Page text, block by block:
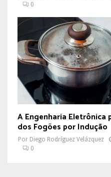
0
A Engenharia Eletrônica
dos Fogões por Indução
Por Diego Rodríguez Velázquez
0